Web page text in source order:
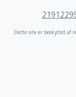
Dette site er beskyttet af